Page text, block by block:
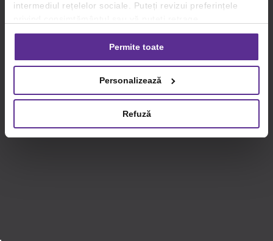
intermediul rețelelor sociale. Puteți revizui preferințele
consimțământul oricând, făcând click pe linkul către
setările dvs. de cookie-uri.
privind utilizarea modulelor cookie.Detalii
Permite toate
Personalizează
Refuză